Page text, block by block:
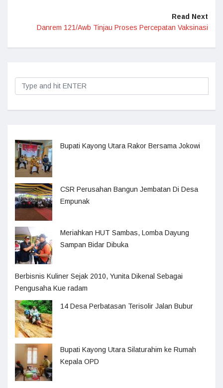
Read Next
Danrem 121/Awb Tinjau Proses Percepatan Vaksinasi
Bupati Kayong Utara Rakor Bersama Jokowi
CSR Perusahan Bangun Jembatan Di Desa
Empunak
Meriahkan HUT Sambas, Lomba Dayung
Sampan Bidar Dibuka
Berbisnis Kuliner Sejak 2010, Yunita Dikenal Sebagai
Pengusaha Kue radam
14 Desa Perbatasan Terisolir Jalan Bubur
Bupati Kayong Utara Silaturahim ke Rumah
Kepala OPD